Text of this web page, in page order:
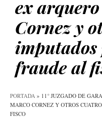
ex
Cornez y
fraude al
PORTADA » 11° JUZGADO DE
MARCO CORNEZ Y OTROS
FISCO